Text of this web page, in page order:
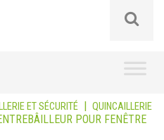
ET SÉCURITÉ | QUINCAILLERIE
POUR FENÊTRE